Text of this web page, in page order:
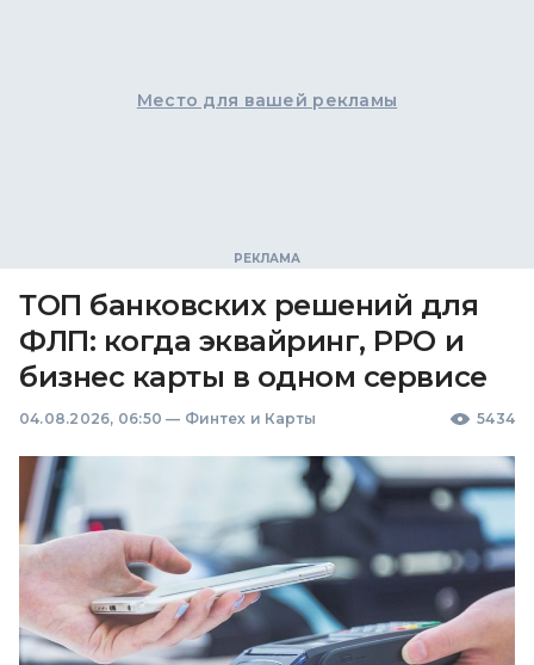
Место для вашей рекламы
ТОП банковских решений для
ФЛП: когда эквайринг, РРО и
бизнес карты в одном сервисе
04.08.2026, 06:50 — Финтех и Карты 5434